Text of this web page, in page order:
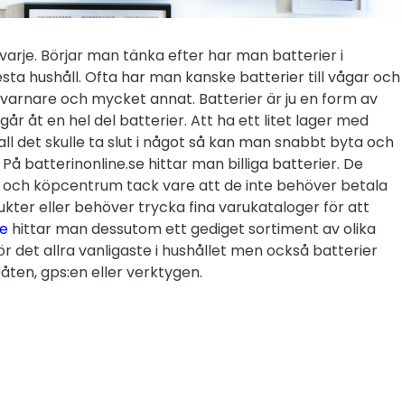
Börjar man tänka efter har man batterier i
hushåll. Ofta har man kanske batterier till vågar och
och mycket annat. Batterier är ju en form av
åt en hel del batterier. Att ha ett litet lager med
det skulle ta slut i något så kan man snabbt byta och
batterinonline.se hittar man billiga batterier. De
köpcentrum tack vare att de inte behöver betala
eller behöver trycka fina varukataloger för att
hittar man dessutom ett gediget sortiment av olika
det allra vanligaste i hushållet men också batterier
gps:en eller verktygen.